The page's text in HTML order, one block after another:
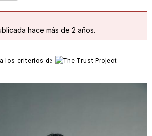
hace más de 2 años.
los criterios de